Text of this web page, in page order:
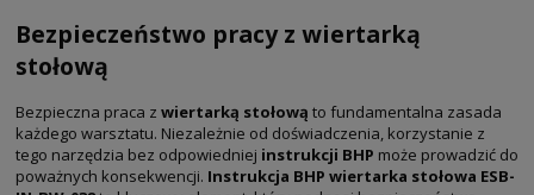
Bezpieczeństwo pracy z wiertarką
stołową
Bezpieczna praca z wiertarką stołową to fundamentalna zasada
każdego warsztatu. Niezależnie od doświadczenia, korzystanie z
tego narzędzia bez odpowiedniej instrukcji BHP może prowadzić do
poważnych konsekwencji. Instrukcja BHP wiertarka stołowa ESB-